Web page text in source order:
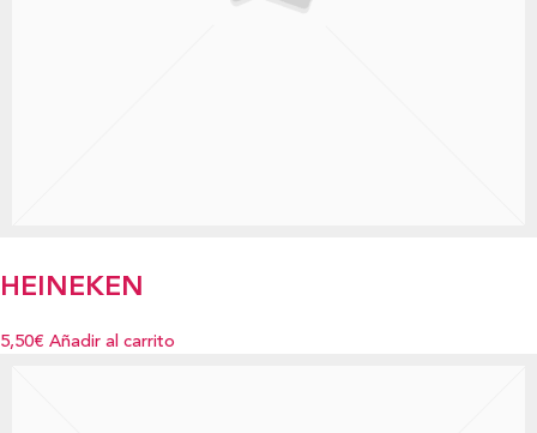
HEINEKEN
5,50€ Añadir al carrito